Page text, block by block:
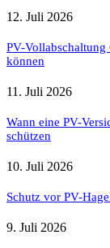
12. Juli 2026
PV-
können
11. Juli 2026
Wann eine PV-
schützen
10. Juli 2026
Schutz vor PV-
9. Juli 2026